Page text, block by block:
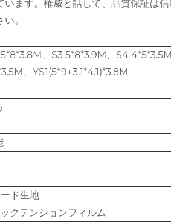
ます。権威と話して、品質保証は
。
5*8*3.8M、S3 5*8*3.9M、S4
、YS1(5*9+3.1*4.1)*3.8M
ド生地
クテンションフィルム